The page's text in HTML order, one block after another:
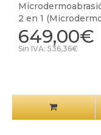
2 en 1
649,00€
Sin IVA: 536,36€